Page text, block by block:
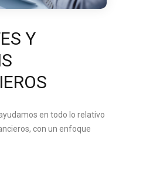
Y
en todo lo relativo
con un enfoque